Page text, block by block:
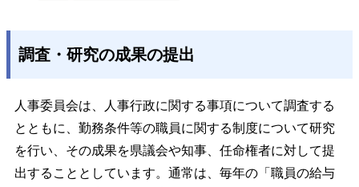
調査・研究の成果の提出
人事委員会は、人事行政に関する事項について調査する
とともに、勤務条件等の職員に関する制度について研究
を行い、その成果を県議会や知事、任命権者に対して提
出することとしています。通常は、毎年の「職員の給与